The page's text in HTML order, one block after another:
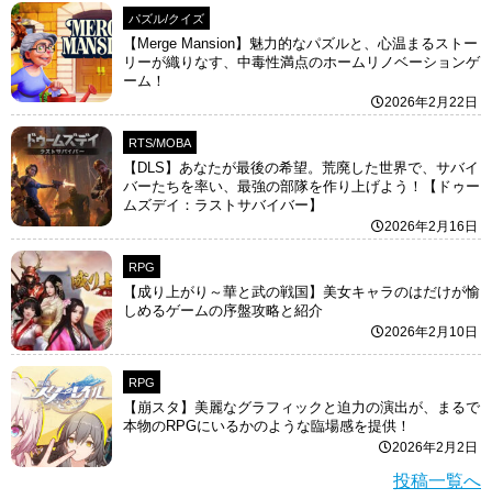
パズル/クイズ
【Merge Mansion】魅力的なパズルと、心温まるストー
リーが織りなす、中毒性満点のホームリノベーションゲ
ーム！
2026年2月22日
RTS/MOBA
【DLS】あなたが最後の希望。荒廃した世界で、サバイ
バーたちを率い、最強の部隊を作り上げよう！【ドゥー
ムズデイ：ラストサバイバー】
2026年2月16日
RPG
【成り上がり～華と武の戦国】美女キャラのはだけが愉
しめるゲームの序盤攻略と紹介
2026年2月10日
RPG
【崩スタ】美麗なグラフィックと迫力の演出が、まるで
本物のRPGにいるかのような臨場感を提供！
2026年2月2日
投稿一覧へ